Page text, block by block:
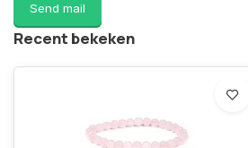
Send mail
Recent bekeken